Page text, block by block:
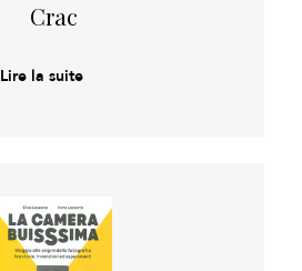
Crac
Lire la suite